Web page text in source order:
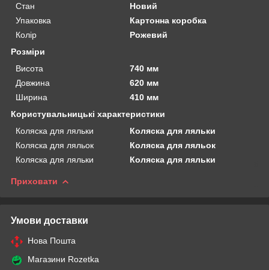
Стан
Новий
Упаковка
Картонна коробка
Колір
Рожевий
Розміри
Висота
740 мм
Довжина
620 мм
Ширина
410 мм
Користувальницькі характеристики
Коляска для ляльки
Коляска для ляльки
Коляска для ляльок
Коляска для ляльок
Коляска для ляльки
Коляска для ляльки
Приховати
Умови доставки
Нова Пошта
Магазини Rozetka